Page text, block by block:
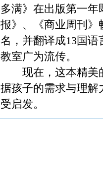
多满》在出版第一年
报》、《商业周刊》
名，并翻译成13国
教室广为流传。
现在，这本精美的
据孩子的需求与理解
受启发。